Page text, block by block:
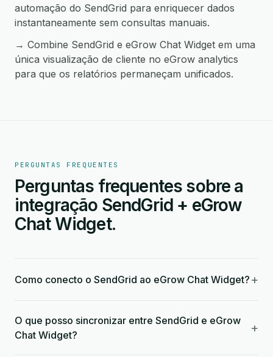
automação do SendGrid para enriquecer dados
instantaneamente sem consultas manuais.
→ Combine SendGrid e eGrow Chat Widget em uma
única visualização de cliente no eGrow analytics
para que os relatórios permaneçam unificados.
PERGUNTAS FREQUENTES
Perguntas frequentes sobre a
integração SendGrid + eGrow
Chat Widget.
Como conecto o SendGrid ao eGrow Chat Widget? +
O que posso sincronizar entre SendGrid e eGrow
Chat Widget?
+